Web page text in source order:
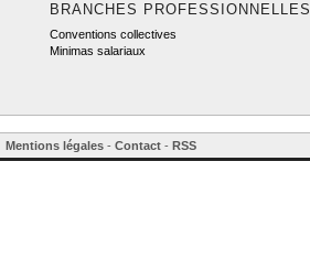
BRANCHES PROFESSIONNELLES
Conventions collectives
Minimas salariaux
Mentions légales - Contact - RSS